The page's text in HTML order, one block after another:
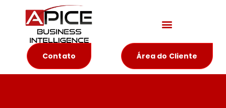
Contato Área do Cliente